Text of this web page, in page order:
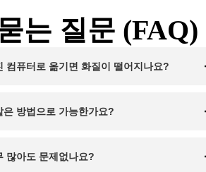
는 질문 (FAQ)
컴퓨터로 옮기면 화질이 떨어지나요?
은 방법으로 가능한가요?
많아도 문제없나요?